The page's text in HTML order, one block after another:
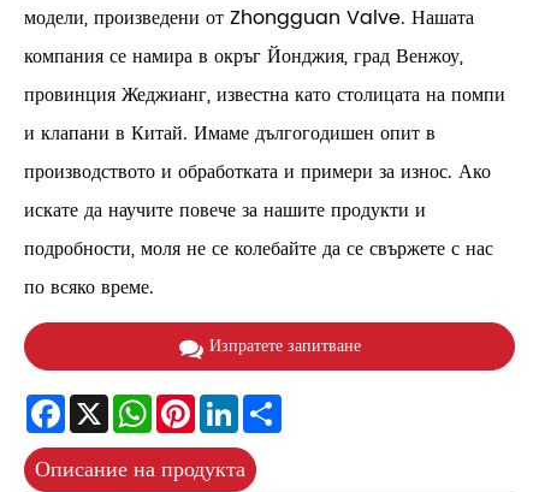
модели, произведени от Zhongguan Valve. Нашата
компания се намира в окръг Йонджия, град Венжоу,
провинция Жеджианг, известна като столицата на помпи
и клапани в Китай. Имаме дългогодишен опит в
производството и обработката и примери за износ. Ако
искате да научите повече за нашите продукти и
подробности, моля не се колебайте да се свържете с нас
по всяко време.
Изпратете запитване
Facebook
X WhatsAppPinterestLinkedIn
Описание на продукта